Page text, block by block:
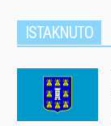
ISTAKNUTO